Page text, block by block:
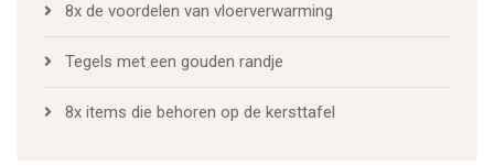
8x de voordelen van vloerverwarming
Tegels met een gouden randje
8x items die behoren op de kersttafel